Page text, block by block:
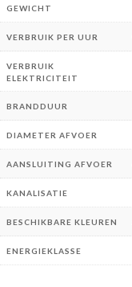
GEWICHT
VERBRUIK PER UUR
VERBRUIK
ELEKTRICITEIT
BRANDDUUR
DIAMETER AFVOER
AANSLUITING AFVOER
KANALISATIE
BESCHIKBARE KLEUREN
ENERGIEKLASSE